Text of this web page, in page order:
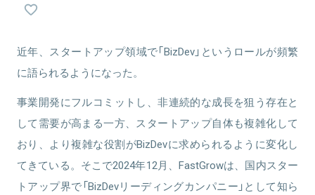
成長を牽引した後に、同社経営戦略室長へ。 2023年4月にラクスル
関連情報をみる
P&Gマーケティング本部にて消費財の事業・マーケティング戦略⽴
ティング統括部長として全社横断のマーケティング戦略・実行を担
関連情報をみる
近年、スタートアップ領域で「BizDev」というロールが頻繁
に語られるようになった。
事業開発にフルコミットし、非連続的な成長を狙う存在と
して需要が高まる一方、スタートアップ自体も複雑化して
おり、より複雑な役割がBizDevに求められるように変化し
てきている。そこで2024年12月、FastGrowは、国内スター
トアップ界で「BizDevリーディングカンパニー」として知ら